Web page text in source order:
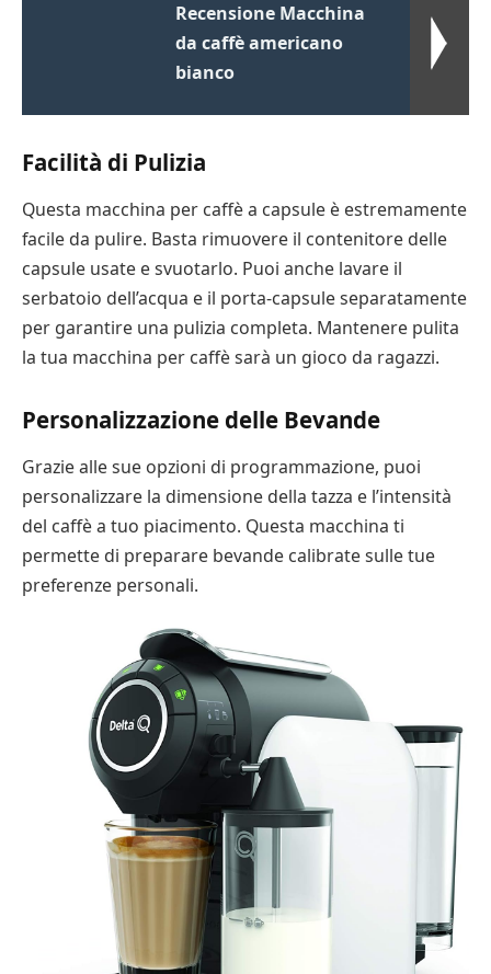
Recensione Macchina
da caffè americano
bianco
Facilità di Pulizia
Questa macchina per caffè a capsule è estremamente
facile da pulire. Basta rimuovere il contenitore delle
capsule usate e svuotarlo. Puoi anche lavare il
serbatoio dell’acqua e il porta-capsule separatamente
per garantire una pulizia completa. Mantenere pulita
la tua macchina per caffè sarà un gioco da ragazzi.
Personalizzazione delle Bevande
Grazie alle sue opzioni di programmazione, puoi
personalizzare la dimensione della tazza e l’intensità
del caffè a tuo piacimento. Questa macchina ti
permette di preparare bevande calibrate sulle tue
preferenze personali.